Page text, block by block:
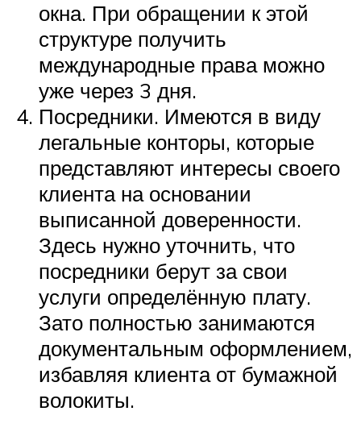
окна. При обращении к этой
структуре получить
международные права можно
уже через 3 дня.
Посредники. Имеются в виду
легальные конторы, которые
представляют интересы своего
клиента на основании
выписанной доверенности.
Здесь нужно уточнить, что
посредники берут за свои
услуги определённую плату.
Зато полностью занимаются
документальным оформлением,
избавляя клиента от бумажной
волокиты.